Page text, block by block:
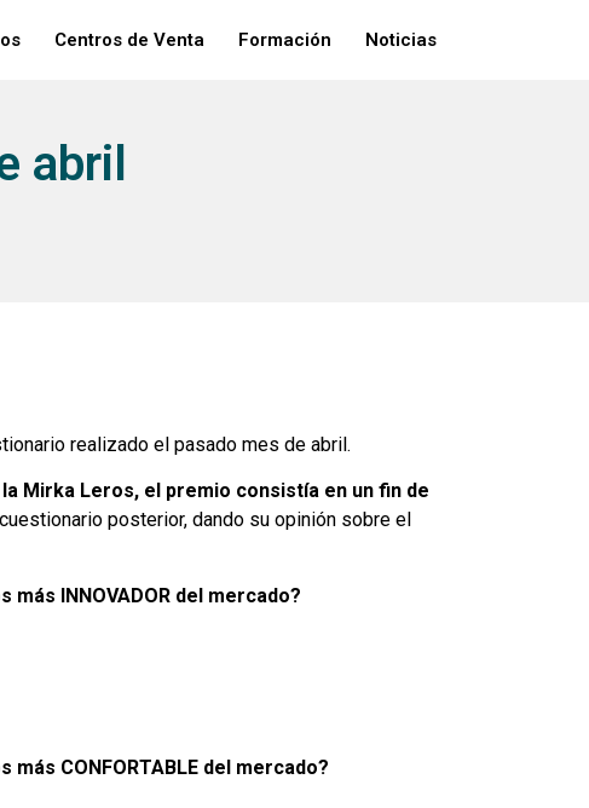
Centros de Venta Formación Noticias
abril
realizado el pasado mes de abril.
Mirka Leros, el premio consistía en un fin de
posterior, dando su opinión sobre el
INNOVADOR del mercado?
CONFORTABLE del mercado?